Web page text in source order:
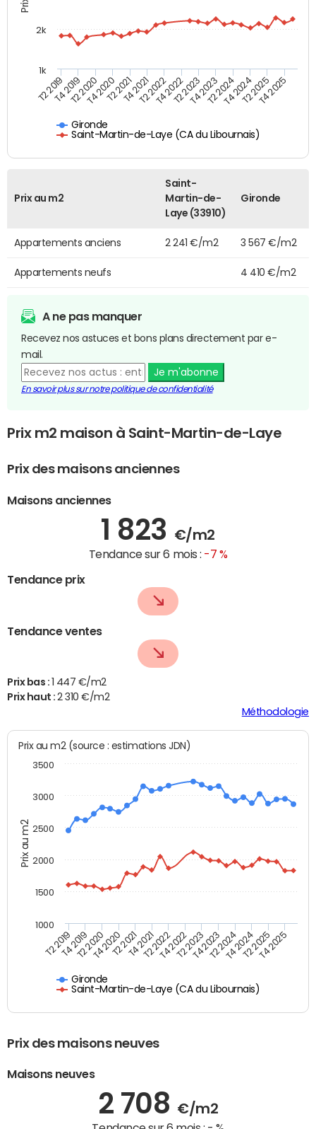
Gironde
Saint-Martin-de-Laye (CA du Libournais)
T2 2019T4 2019T2 2020T4 2020T2 2021T4 2021T2 2022T4 2022T2 2023T4 2023T2 2024T4 2024T2 2025T4 2025
2k
1k
Prix au m2
Saint-
Martin-de-
Laye (33910)
Gironde
Appartements anciens 2 241 €/m2 3 567 €/m2
Appartements neufs 4 410 €/m2
A ne pas manquer
Recevez nos astuces et bons plans directement par e-
mail.
Je m'abonne
En savoir plus sur notre politique de confidentialité
Prix m2 maison à Saint-Martin-de-Laye
Prix des maisons anciennes
Maisons anciennes
1 823 €/m2
Tendance sur 6 mois : -7 %
Tendance prix
Tendance ventes
Prix bas :
1 447 €/m2
Prix haut :2 310 €/m2
Méthodologie
Prix au m2
Prix au m2 (source : estimations JDN)
Gironde
Saint-Martin-de-Laye (CA du Libournais)
T2 2019T4 2019T2 2020T4 2020T2 2021T4 2021T2 2022T4 2022T2 2023T4 2023T2 2024T4 2024T2 2025T4 2025
1000
1500
2000
2500
3000
3500
Prix des maisons neuves
Maisons neuves
2 708 €/m2